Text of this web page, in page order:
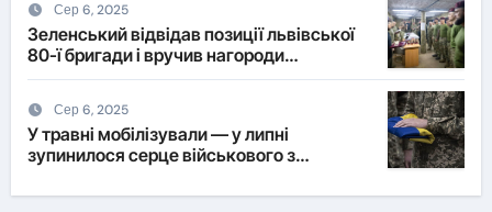
Сер 6, 2025
Зеленський відвідав позиції львівської
80-ї бригади і вручив нагороди
військовим
Сер 6, 2025
У травні мобілізували — у липні
зупинилося серце військового з